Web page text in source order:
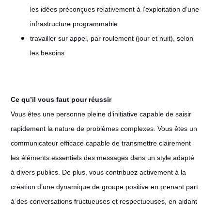
les idées préconçues relativement à l’exploitation d’une
infrastructure programmable
travailler sur appel, par roulement (jour et nuit), selon
les besoins
Ce qu’il vous faut pour réussir
Vous êtes une personne pleine d’initiative capable de saisir
rapidement la nature de problèmes complexes. Vous êtes un
communicateur efficace capable de transmettre clairement
les éléments essentiels des messages dans un style adapté
à divers publics. De plus, vous contribuez activement à la
création d’une dynamique de groupe positive en prenant part
à des conversations fructueuses et respectueuses, en aidant